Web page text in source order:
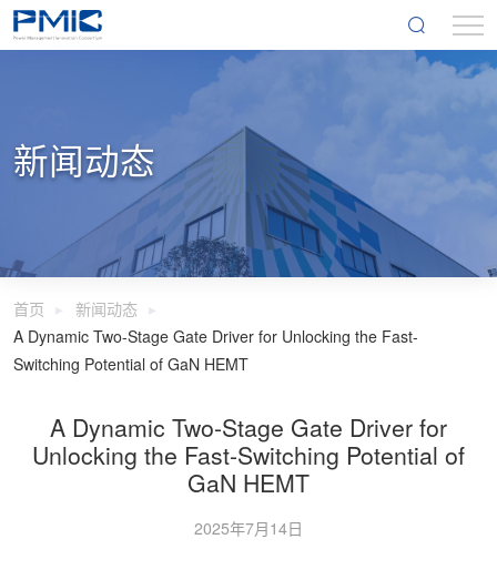
新闻动态
首页
新闻动态
A Dynamic Two-Stage Gate Driver for Unlocking the Fast-
Switching Potential of GaN HEMT
A Dynamic Two-Stage Gate Driver for
Unlocking the Fast-Switching Potential of
GaN HEMT
2025年7月14日